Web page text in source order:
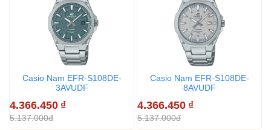
Casio Nam EFR-S108DE-
3AVUDF
4.366.450 ₫
5.137.000đ
Casio Nam EFR-S108DE-
8AVUDF
4.366.450 ₫
5.137.000đ